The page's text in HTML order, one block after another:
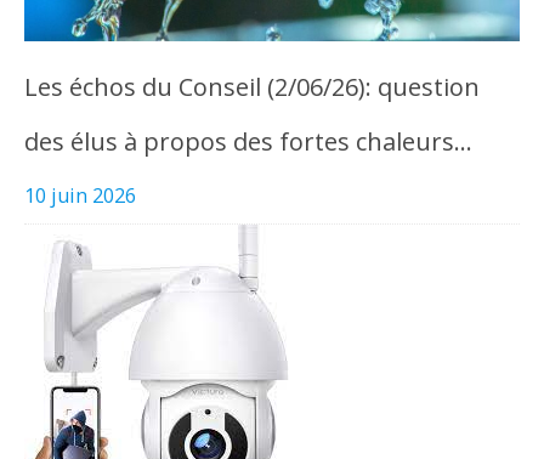
Les échos du Conseil (2/06/26): question
des élus à propos des fortes chaleurs…
10 juin 2026